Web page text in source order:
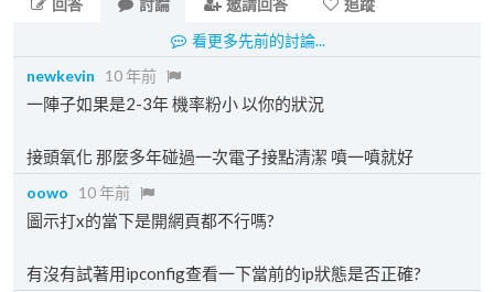
回答
討論 邀請回答
追蹤
看更多先前的討論...
newkevin
10 年前
一陣子如果是2-3年 機率粉小 以你的狀況
接頭氧化 那麼多年碰過一次電子接點清潔 噴一噴就好
oowo 10 年前
圖示打x的當下是開網頁都不行嗎?
有沒有試著用ipconfig查看一下當前的ip狀態是否正確?